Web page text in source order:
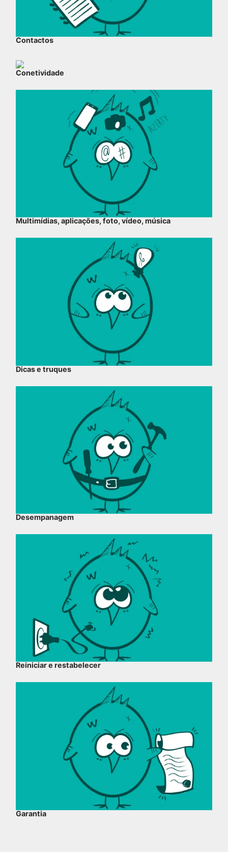
Contactos
Conetividade
Multimídias, aplicações, foto, vídeo, música
Dicas e truques
Desempanagem
Reiniciar e restabelecer
Garantia